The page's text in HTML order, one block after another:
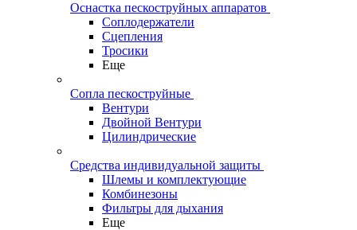
Оснастка пескоструйных аппаратов
Соплодержатели
Сцепления
Тросики
Еще
Сопла пескоструйные
Вентури
Двойной Вентури
Цилиндрические
Средства индивидуальной защиты
Шлемы и комплектующие
Комбинезоны
Фильтры для дыхания
Еще